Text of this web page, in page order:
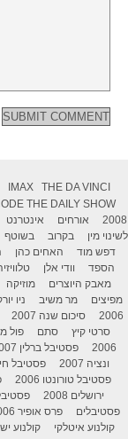
IMAX
THE DA VINCI
THE DAILY SHOW
2008
אורחים אינטרנט
לשינוי מין
בקרוב בשוטף
דפש מוד
האחים כהן
הספד
וודי אלן
מאבק היוצרים
מוזיקה
מפיצים
מר משיב ניו
2006
סיכום שנה 2007
סרטי קיץ
סתם פול
2006
פסטיבל ברלין 2007
ונציה 2007
פסטיבל חיפה
פסטיבל טורונטו 2006
ירושלים 2008
פסטיבל
פסטיבלים
פרס אופיר 2006
קולנוע איטלקי
קולנוע